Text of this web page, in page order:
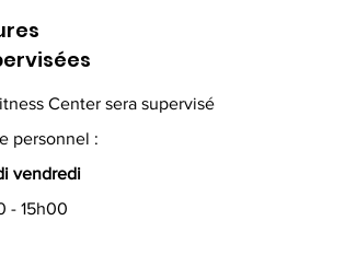
Center sera supervisé
personnel :
vendredi
- 15h00